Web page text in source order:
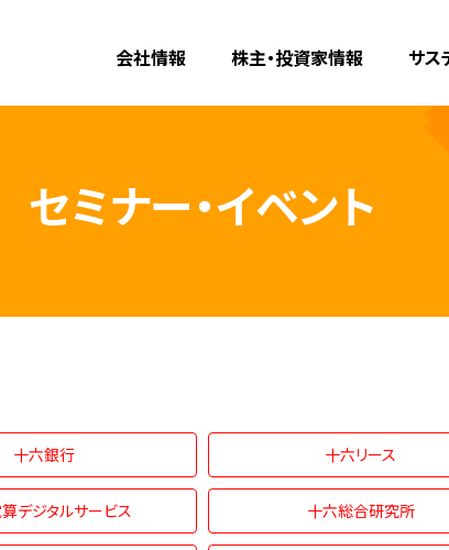
会社情報 株主・投資家情報 サス
セミナー・イベント
十六銀行 十六リース
デジタルサービス 十六総合研究所